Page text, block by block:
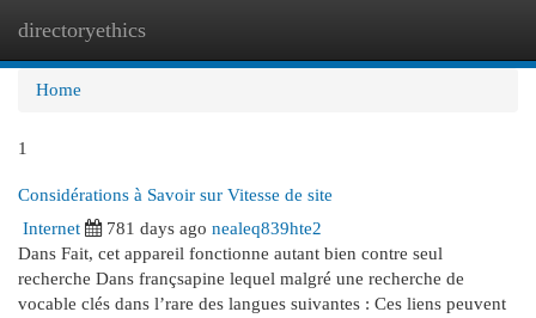
directoryethics
Home
1
Considérations à Savoir sur Vitesse de site
Internet
781 days ago nealeq839hte2
Dans Fait, cet appareil fonctionne autant bien contre seul
recherche Dans françsapine lequel malgré une recherche de
vocable clés dans l’rare des langues suivantes : Ces liens peuvent